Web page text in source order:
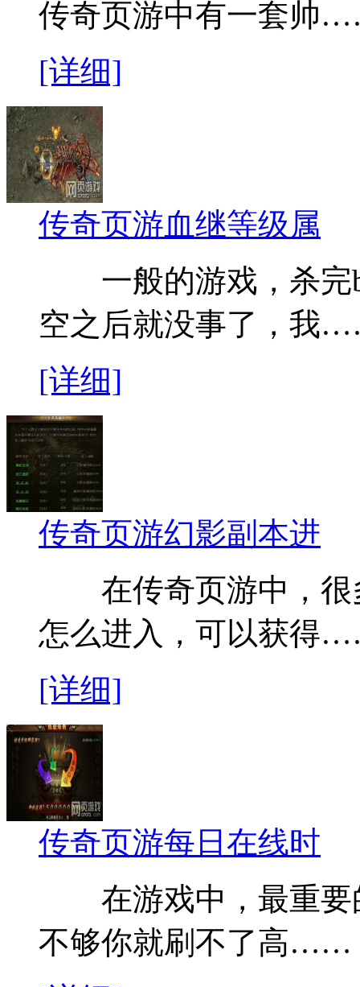
传奇页游中有一套帅
[详细]
传奇页游血继等级属
一般的游戏，杀完
空之后就没事了，我
[详细]
传奇页游幻影副本进
在传奇页游中，很
怎么进入，可以获得
[详细]
传奇页游每日在线时
在游戏中，最重要
不够你就刷不了高……